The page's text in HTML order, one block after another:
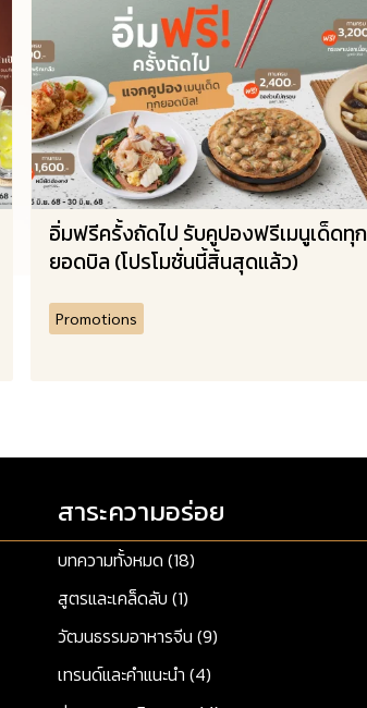
อิ่มฟรีครั้งถัดไป รับคูปองฟรีเมนูเด็ดทุก
ยอดบิล (โปรโมชั่นนี้สิ้นสุดแล้ว)
Promotions
สาระความอร่อย
บทความทั้งหมด (18)
สูตรและเคล็ดลับ (1)
วัฒนธรรมอาหารจีน (9)
เทรนด์และคำแนะนำ (4)